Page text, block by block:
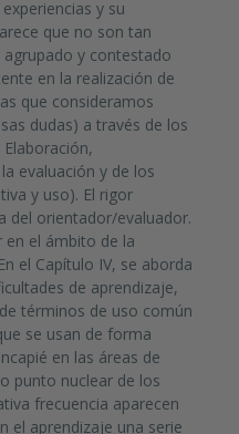
y su
que no son tan
agrupado y contestado
en la realización de
que consideramos
dudas) a través de los
evaluación y de los
y uso). El rigor
del orientador/evaluador.
en el ámbito de la
el Capítulo IV, se aborda
de aprendizaje,
términos de uso común
se usan de forma
en las áreas de
punto nuclear de los
frecuencia aparecen
el aprendizaje una serie